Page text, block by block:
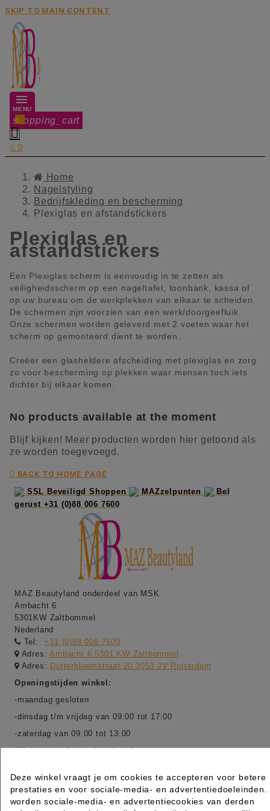
SKIP TO MAIN CONTENT
MENU
shopping_cart
0

 0
Home
Nagelstyling
Bedrijfskleding en bescherming
Plexiglas en afstandstickers
Plexiglas en
afstandstickers
Een Plexiglas scherm is eenvoudig in te zetten als
veiligheidsscherm op een nageltafel, toonbank, kassa of
op uw bureau om de werkplekken van elkaar te scheiden.
De schermen zijn voorzien van een werk/doorgeefluik.
Onze schermen worden geleverd met 2 voeten waar het
scherm op gemonteerd dient te worden.
Creëer een glasheldere afscheiding met plexiglas en zorg
zo voor bescherming op plekken waar mensen toch iets
dichter bij elkaar komen.
No products available at the moment
Blijf kijken! Meer producten worden hier getoond als
ze worden toegevoegd.
 BACK TO HOME PAGE
SSL Beveiligd Shoppen
MAZzelpunten
Bel
gerust +31 (0)88 006 7600
MAZ Beautyland onderdeel van MSK
Ambacht 6
5301KW Zaltbommel
Nederland
Tel:
+31 (0)88 006 7600
Adres:Ambacht 6 5301 KW Zaltbommel
Adres: Dotterbloemstraat 20 3053 JV Rotterdam
Openingstijden winkel:
-maandag gesloten
-dinsdag t/m vrijdag van 09:00 tot 17:00
-zaterdag van 09:00 tot 13:00
-Webshop order worden de gehele dag verwerkt van
Deze winkel vraagt je om cookies te accepteren voor betere
prestaties en voor sociale-media- en advertentiedoeleinden.
worden sociale-media- en advertentiecookies van derden